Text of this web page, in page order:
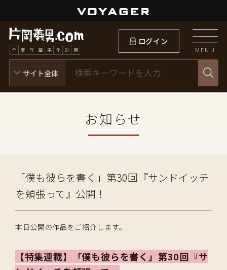
ログイン
MENU
お知らせ
「僕も彼らを書く」第30回『サンドイッチ
を頬張って』公開！
本日公開の作品をご紹介します。
【特集連載】「僕も彼らを書く」第30回『サ